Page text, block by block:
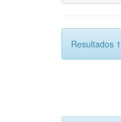
Resultados